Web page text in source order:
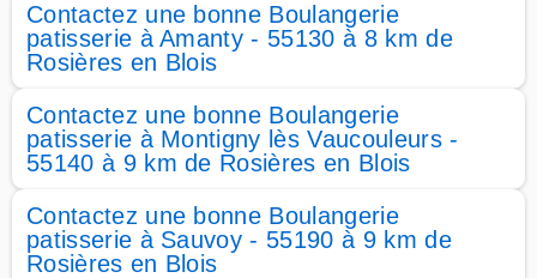
Contactez une bonne Boulangerie
patisserie à Amanty - 55130 à 8 km de
Rosières en Blois
Contactez une bonne Boulangerie
patisserie à Montigny lès Vaucouleurs -
55140 à 9 km de Rosières en Blois
Contactez une bonne Boulangerie
patisserie à Sauvoy - 55190 à 9 km de
Rosières en Blois